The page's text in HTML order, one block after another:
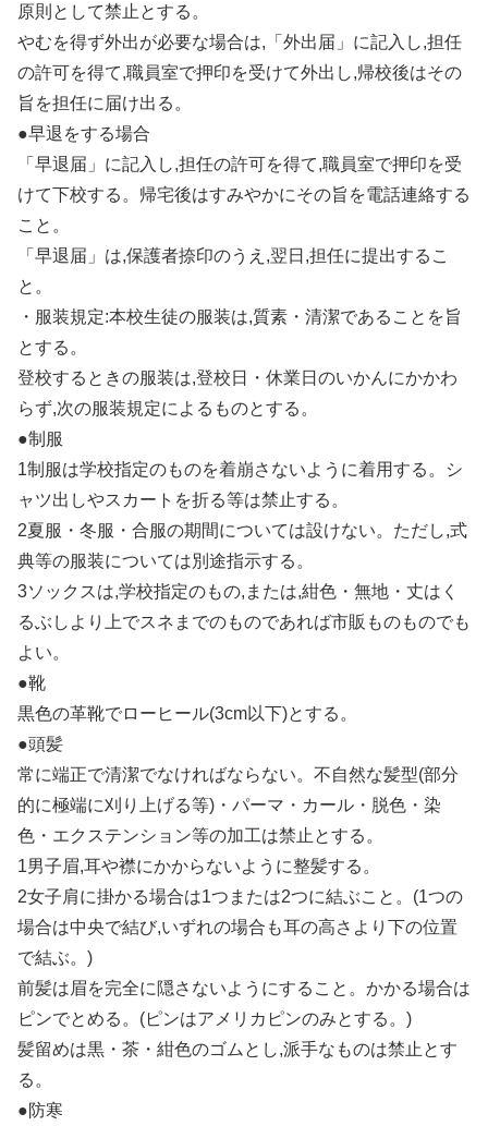
原則として禁止とする。
やむを得ず外出が必要な場合は,「外出届」に記入し,担任
の許可を得て,職員室で押印を受けて外出し,帰校後はその
旨を担任に届け出る。
●早退をする場合
「早退届」に記入し,担任の許可を得て,職員室で押印を受
けて下校する。帰宅後はすみやかにその旨を電話連絡する
こと。
「早退届」は,保護者捺印のうえ,翌日,担任に提出するこ
と。
・服装規定:本校生徒の服装は,質素・清潔であることを旨
とする。
登校するときの服装は,登校日・休業日のいかんにかかわ
らず,次の服装規定によるものとする。
●制服
1制服は学校指定のものを着崩さないように着用する。シ
ャツ出しやスカートを折る等は禁止する。
2夏服・冬服・合服の期間については設けない。ただし,式
典等の服装については別途指示する。
3ソックスは,学校指定のもの,または,紺色・無地・丈はく
るぶしより上でスネまでのものであれば市販ものものでも
よい。
●靴
黒色の革靴でローヒール(3cm以下)とする。
●頭髪
常に端正で清潔でなければならない。不自然な髪型(部分
的に極端に刈り上げる等)・パーマ・カール・脱色・染
色・エクステンション等の加工は禁止とする。
1男子眉,耳や襟にかからないように整髪する。
2女子肩に掛かる場合は1つまたは2つに結ぶこと。(1つの
場合は中央で結び,いずれの場合も耳の高さより下の位置
で結ぶ。)
前髪は眉を完全に隠さないようにすること。かかる場合は
ピンでとめる。(ピンはアメリカピンのみとする。)
髪留めは黒・茶・紺色のゴムとし,派手なものは禁止とす
る。
●防寒